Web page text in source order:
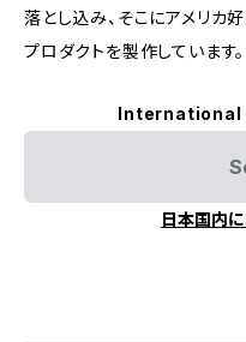
落とし込み、そこにアメリカ
プロダクトを製作しています。
International
日本国内